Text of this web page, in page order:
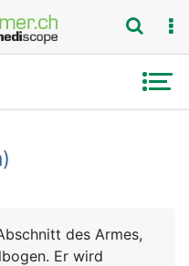
des Armes,
Er wird